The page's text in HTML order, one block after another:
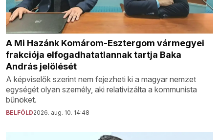
A Mi Hazánk Komárom-Esztergom vármegyei
frakciója elfogadhatatlannak tartja Baka
András jelölését
A képviselők szerint nem fejezheti ki a magyar nemzet
egységét olyan személy, aki relativizálta a kommunista
bűnöket.
BELFÖLD2026. aug. 10. 14:48